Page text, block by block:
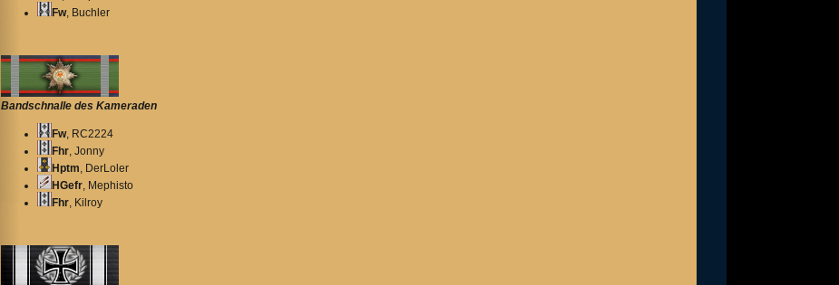
Fw, Buchler
Bandschnalle des Kameraden
Fw, RC2224
Fhr, Jonny
Hptm, DerLoler
HGefr, Mephisto
Fhr, Kilroy